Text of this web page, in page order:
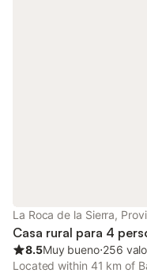
La Roca de la Sierra,
Casa rural para 4
8.5Muy bueno⋅256
Located within 41 km of